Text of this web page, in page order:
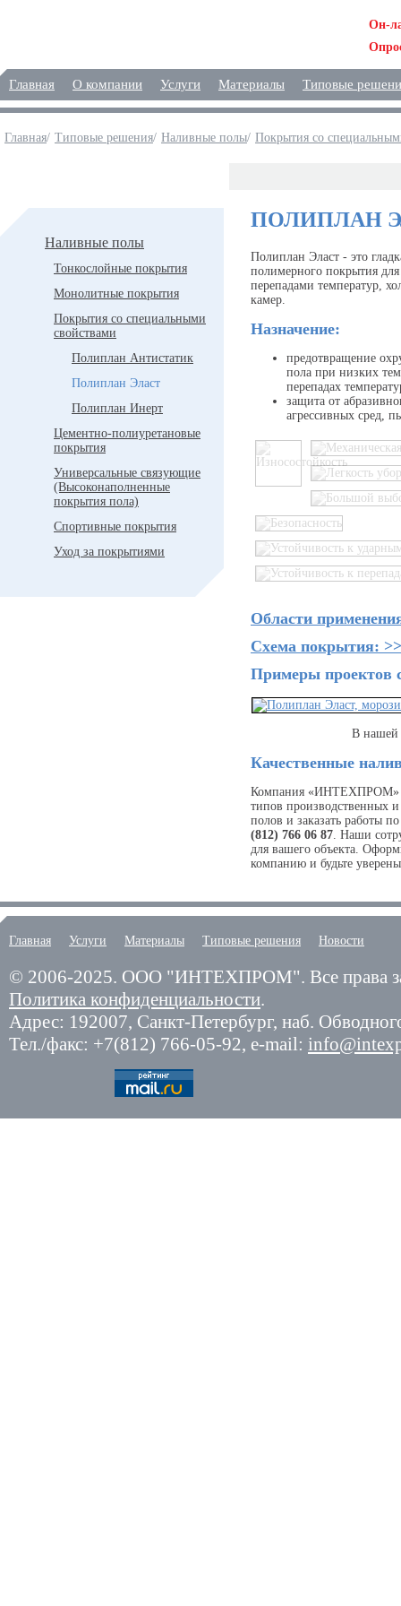
Он-
Главная О компании Услуги Материалы Типовые
Главная/ Типовые решения/ Наливные полы/ Покрытия со
Наливные полы
Тонкослойные покрытия
Монолитные покрытия
Покрытия со специальными
свойствами
Полиплан Антистатик
Полиплан Эласт
Полиплан Инерт
Цементно-полиуретановые
покрытия
Универсальные связующие
(Высоконаполненные
покрытия пола)
Спортивные покрытия
Уход за покрытиями
ПОЛИПЛАН
Полиплан Эласт - это
полимерного покрытия
перепадами температур,
камер.
Назначение:
предотвращение
пола при низких
перепадах
защита от
агрессивных сред,
Области
Схема покрытия:
Примеры проектов
В нашей
Качественные
Компания «ИНТЕХПРОМ»
типов производственных
полов и заказать работы
(812) 766 06 87. Наши
для вашего объекта.
компанию и будьте уверены
Главная Услуги Материалы Типовые решения Новости
© 2006-2025. ООО "ИНТЕХПРОМ". Все права
Политика конфиденциальности.
Адрес: 192007, Санкт-Петербург, наб.
Тел./факс: +7(812) 766-05-92, e-mail: